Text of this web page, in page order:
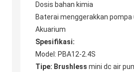
Dosis bahan kimia
Baterai menggerakkan pompa
Akuarium
Spesifikasi:
Model: PBA12-2.4S
Tipe: Brushless mini dc air